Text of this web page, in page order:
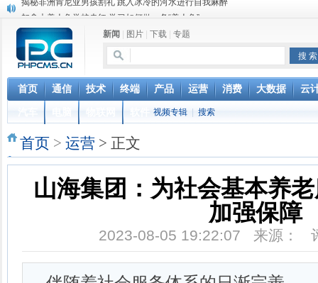
加拿大美人鱼学校走红 学习如何做一条“美人鱼”
菲律宾的蟒蛇按摩：让4条巨蟒在你身上游走
英国妖娆哥街头跳甩臀舞 根本停不下来
iOS 12.2 重磅功能更新，支持电信 Volte 和查询保修
联通正式确认VoLTE商用时间，移动电信很无奈，网友：资费还
台湾中华电信停售新机对华为开出第一枪 国台办回应
联通电信要合并？中国电信董事长回应：是误解
揭秘非洲肯尼亚男孩割礼 跳入冰冷的河水进行自我麻醉
新闻 图片 下载 专题
首页 通信 技术 终端 产品 运营 消费 大数据 云
视频专辑 搜索
首页 > 运营 > 正文
山海集团：为社会基本养
加强保障
2023-08-05 19:22:07 来源：